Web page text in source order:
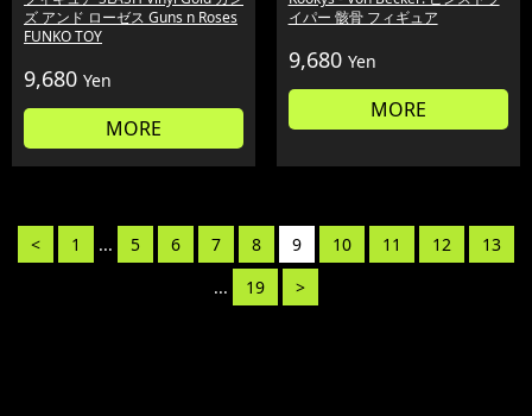
ズ アンド ローゼス Guns n Roses
FUNKO TOY
9,680 Yen
MORE
イパー 骸骨 フィギュア
9,680 Yen
MORE
< 1 ... 5 6 7 8 9 10 11 12
13
...
19 >